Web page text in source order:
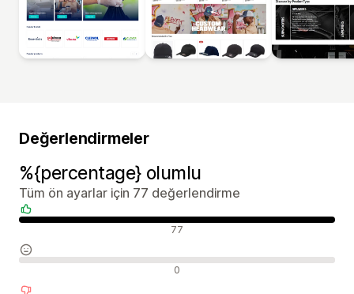
Değerlendirmeler
%{percentage} olumlu
Tüm ön ayarlar için 77 değerlendirme
Olumlu değerlendirmeler 77
Nötr değerlendirmeler 0